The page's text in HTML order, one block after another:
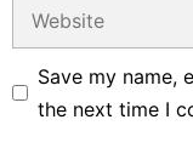
Save my name,
the next time I